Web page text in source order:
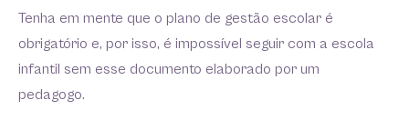
Tenha em mente que o plano de gestão escolar é
obrigatório e, por isso, é impossível seguir com a escola
infantil sem esse documento elaborado por um
pedagogo.